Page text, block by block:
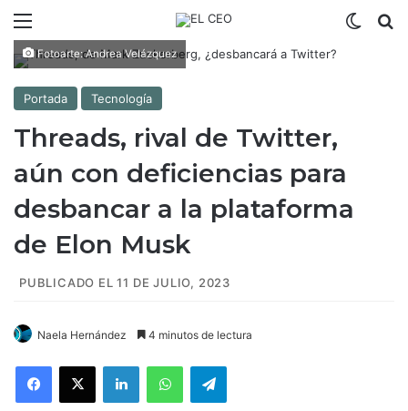
Fotoarte: Andrea Velázquez
Portada Tecnología
Threads, rival de Twitter,
aún con deficiencias para
desbancar a la plataforma
de Elon Musk
PUBLICADO EL 11 DE JULIO, 2023
Naela Hernández 4 minutos de lectura